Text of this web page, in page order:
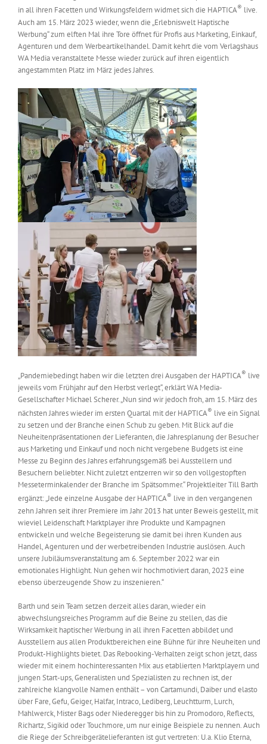
Kontakt
Messen & Events
Unternehmen
Interviews
Wissen
Product Guide
Jobshop
in all ihren Facetten und Wirkungsfeldern widmet sich die HAPTICA® live.
Auch am 15. März 2023 wieder, wenn die „Erlebniswelt Haptische
Werbung“ zum elften Mal ihre Tore öffnet für Profis aus Marketing, Einkauf,
Agenturen und dem Werbeartikelhandel. Damit kehrt die vom Verlagshaus
WA Media veranstaltete Messe wieder zurück auf ihren eigentlich
angestammten Platz im März jedes Jahres.
„Pandemiebedingt haben wir die letzten drei Ausgaben der HAPTICA® live
jeweils vom Frühjahr auf den Herbst verlegt“, erklärt WA Media-
Gesellschafter Michael Scherer. „Nun sind wir jedoch froh, am 15. März des
nächsten Jahres wieder im ersten Quartal mit der HAPTICA® live ein Signal
zu setzen und der Branche einen Schub zu geben. Mit Blick auf die
Neuheitenpräsentationen der Lieferanten, die Jahresplanung der Besucher
aus Marketing und Einkauf und noch nicht vergebene Budgets ist eine
Messe zu Beginn des Jahres erfahrungsgemäß bei Ausstellern und
Besuchern beliebter. Nicht zuletzt entzerren wir so den vollgestopften
Messeterminkalender der Branche im Spätsommer.“ Projektleiter Till Barth
ergänzt: „Jede einzelne Ausgabe der HAPTICA® live in den vergangenen
zehn Jahren seit ihrer Premiere im Jahr 2013 hat unter Beweis gestellt, mit
wieviel Leidenschaft Marktplayer ihre Produkte und Kampagnen
entwickeln und welche Begeisterung sie damit bei ihren Kunden aus
Handel, Agenturen und der werbetreibenden Industrie auslösen. Auch
unsere Jubiläumsveranstaltung am 6. September 2022 war ein
emotionales Highlight. Nun gehen wir hochmotiviert daran, 2023 eine
ebenso überzeugende Show zu inszenieren.“
Barth und sein Team setzen derzeit alles daran, wieder ein
abwechslungsreiches Programm auf die Beine zu stellen, das die
Wirksamkeit haptischer Werbung in all ihren Facetten abbildet und
Ausstellern aus allen Produktbereichen eine Bühne für ihre Neuheiten und
Produkt-Highlights bietet. Das Rebooking-Verhalten zeigt schon jetzt, dass
wieder mit einem hochinteressanten Mix aus etablierten Marktplayern und
jungen Start-ups, Generalisten und Spezialisten zu rechnen ist, der
zahlreiche klangvolle Namen enthält – von Cartamundi, Daiber und elasto
über Fare, Gefu, Geiger, Halfar, Intraco, Lediberg, Leuchtturm, Lurch,
Mahlwerck, Mister Bags oder Niederegger bis hin zu Promodoro, Reflects,
Richartz, Sigikid oder Touchmore, um nur einige Beispiele zu nennen. Auch
die Riege der Schreibgerätelieferanten ist gut vertreten: U.a. Klio Eterna,